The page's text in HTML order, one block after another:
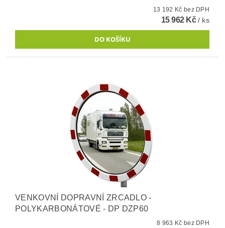
13 192 Kč bez DPH
15 962 Kč/ ks
VENKOVNÍ DOPRAVNÍ ZRCADLO -
POLYKARBONÁTOVÉ - DP DZP60
8 963 Kč bez DPH